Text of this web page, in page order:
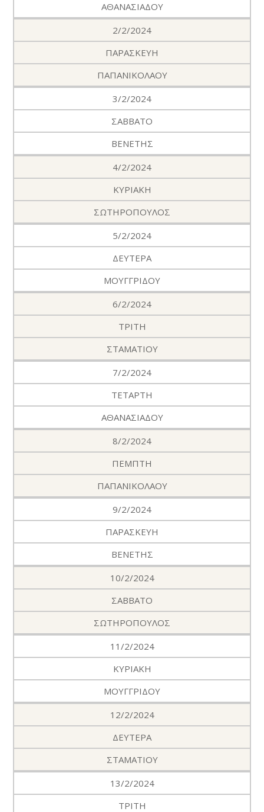
ΑΘΑΝΑΣΙΑΔΟΥ
2/2/2024
ΠΑΡΑΣΚΕΥΗ
ΠΑΠΑΝΙΚΟΛΑΟΥ
3/2/2024
ΣΑΒΒΑΤΟ
ΒΕΝΕΤΗΣ
4/2/2024
ΚΥΡΙΑΚΗ
ΣΩΤΗΡΟΠΟΥΛΟΣ
5/2/2024
ΔΕΥΤΕΡΑ
ΜΟΥΓΓΡΙΔΟΥ
6/2/2024
ΤΡΙΤΗ
ΣΤΑΜΑΤΙΟΥ
7/2/2024
ΤΕΤΑΡΤΗ
ΑΘΑΝΑΣΙΑΔΟΥ
8/2/2024
ΠΕΜΠΤΗ
ΠΑΠΑΝΙΚΟΛΑΟΥ
9/2/2024
ΠΑΡΑΣΚΕΥΗ
ΒΕΝΕΤΗΣ
10/2/2024
ΣΑΒΒΑΤΟ
ΣΩΤΗΡΟΠΟΥΛΟΣ
11/2/2024
ΚΥΡΙΑΚΗ
ΜΟΥΓΓΡΙΔΟΥ
12/2/2024
ΔΕΥΤΕΡΑ
ΣΤΑΜΑΤΙΟΥ
13/2/2024
ΤΡΙΤΗ